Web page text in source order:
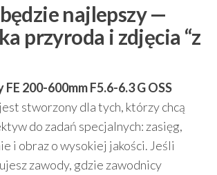
najlepszy —
przyroda i zdjęcia “z
200-600mm F5.6-6.3 G OSS
jest stworzony dla tych, którzy chcą
do zadań specjalnych: zasięg,
i obraz o wysokiej jakości. Jeśli
zawody, gdzie zawodnicy